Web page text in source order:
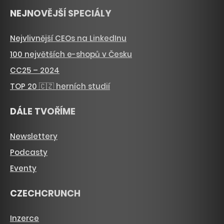
NEJNOVĚJŠÍ SPECIÁLY
Nejvlivnější CEOs na LinkedInu
100 největších e-shopů v Česku
CC25 – 2024
TOP 20 🇨🇿 herních studií
DÁLE TVOŘÍME
Newslettery
Podcasty
Eventy
CZECHCRUNCH
Inzerce